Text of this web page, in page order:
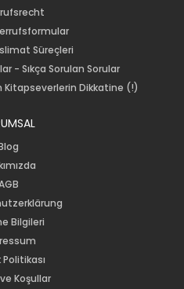
Süreçleri
- Sıkça Sorulan Sorular
Kitapseverlerin Dikkatine (!)
Bilgileri
Koşullar